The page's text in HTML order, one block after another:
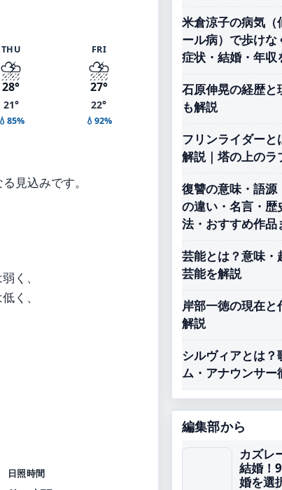
THU
⛈️
28°
21°
💧85%
FRI
⛈️
27°
22°
💧92%
見込みです。
く、
く、
日照時間
米倉涼子の病気（
ール病）で歩け
症状・結婚・年収
石原伸晃の経歴と
も解説
フリンライダー
解説｜塔の上のラ
復讐の意味・語源
の違い・名言・歴
法・おすすめ作品
芸能とは？意味・
芸能を解説
岸部一徳の現在
解説
シルヴィアとは
ム・アナウンサー
編集部から
カズレ
結婚！
婚を選